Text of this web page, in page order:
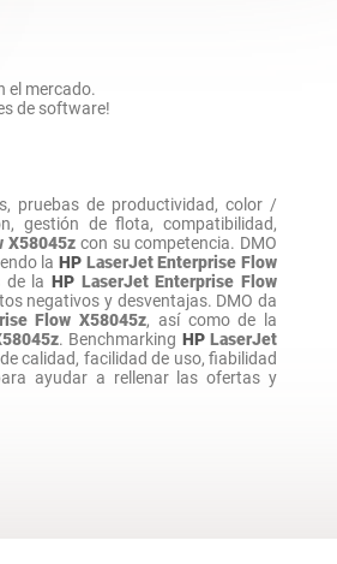
el mercado.
de software!
pruebas de productividad, color /
gestión de flota, compatibilidad,
X58045z con su competencia. DMO
la HP LaserJet Enterprise Flow
de laHP LaserJet Enterprise Flow
negativos y desventajas. DMO da
Flow X58045z, así como de la
. Benchmarking HP LaserJet
calidad, facilidad de uso, fiabilidad
ayudar a rellenar las ofertas y